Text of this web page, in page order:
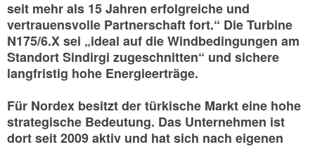
seit mehr als 15 Jahren erfolgreiche und
vertrauensvolle Partnerschaft fort.“ Die Turbine
N175/6.X sei „ideal auf die Windbedingungen am
Standort Sindirgi zugeschnitten“ und sichere
langfristig hohe Energieerträge.
Für Nordex besitzt der türkische Markt eine hohe
strategische Bedeutung. Das Unternehmen ist
dort seit 2009 aktiv und hat sich nach eigenen